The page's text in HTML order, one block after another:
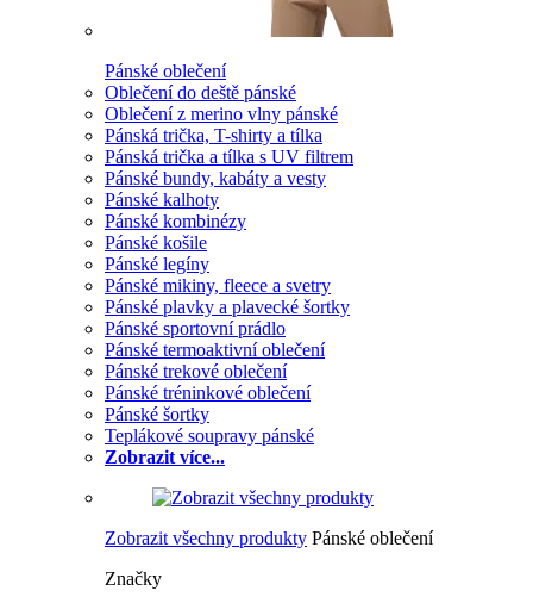
Pánské oblečení
Oblečení do deště pánské
Oblečení z merino vlny pánské
Pánská trička, T-shirty a tílka
Pánská trička a tílka s UV filtrem
Pánské bundy, kabáty a vesty
Pánské kalhoty
Pánské kombinézy
Pánské košile
Pánské legíny
Pánské mikiny, fleece a svetry
Pánské plavky a plavecké šortky
Pánské sportovní prádlo
Pánské termoaktivní oblečení
Pánské trekové oblečení
Pánské tréninkové oblečení
Pánské šortky
Teplákové soupravy pánské
Zobrazit více...
Zobrazit všechny produkty Pánské oblečení
Značky